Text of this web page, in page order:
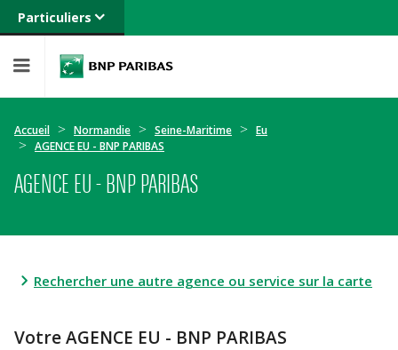
Particuliers
Banque privée
Entreprises
Accueil Normandie Seine-Maritime
Eu
AGENCE EU - BNP PARIBAS
AGENCE EU - BNP PARIBAS
Rechercher une autre agence ou service sur la carte
Votre AGENCE EU - BNP PARIBAS